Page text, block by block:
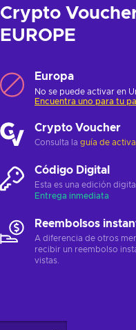
Crypto
EUROPE
Europa
No se puede activar en
Encuentra uno para tu
Crypto Voucher
Consulta la guía de
Código Digital
Esta es una edición
Entrega inmediata
Reembolsos
A diferencia de otros
recibir un reembolso
vistas.